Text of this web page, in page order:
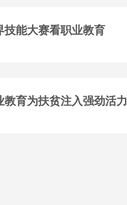
技能大赛看职业教育
教育为扶贫注入强劲活力